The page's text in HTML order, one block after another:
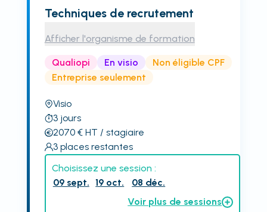
Techniques de recrutement
Afficher l'organisme de formation
Qualiopi En visio
Non éligible CPF
Entreprise seulement
Visio
3 jours
2070€ HT / stagiaire
3 places restantes
Choisissez une session :
09 sept. 19 oct.
08 déc.
Voir plus de sessions